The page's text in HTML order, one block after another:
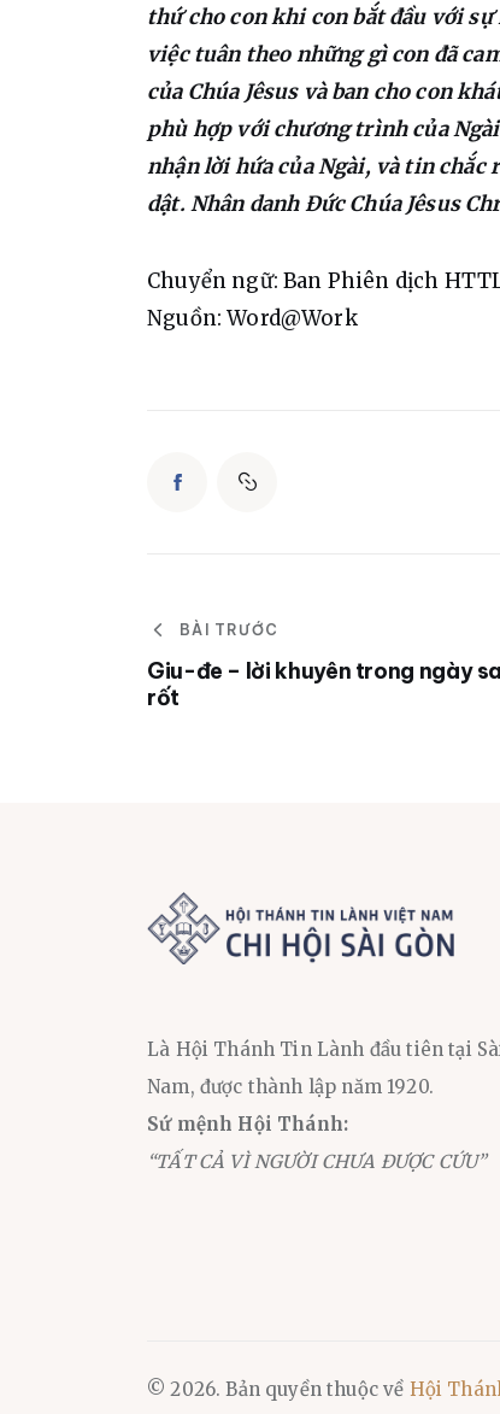
thứ cho con khi con bắt đầu với
việc tuân theo những gì con đã
của Chúa Jêsus và ban cho con
phù hợp với chương trình của
nhận lời hứa của Ngài, và tin chắc
dật. Nhân danh Đức Chúa Jêsus
Chuyển ngữ: Ban Phiên dịch
Nguồn: Word@Work
BÀI TRƯỚC
Giu-đe – lời khuyên trong ngày
rốt
Là Hội Thánh Tin Lành đầu tiên tại
Nam, được thành lập năm 1920.
Sứ mệnh Hội Thánh:
“TẤT CẢ VÌ NGƯỜI CHƯA ĐƯỢC CỨU”
© 2026. Bản quyền thuộc về Hội